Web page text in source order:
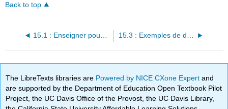
Back to top
15.1 : Enseigner pour l'équité en utilisant les arguments 15.3 : Exemples de dissertations d'étudiants
The LibreTexts libraries are Powered by NICE CXone Expertand
are supported by the Department of Education Open Textbook Pilot
Project, the UC Davis Office of the Provost, the UC Davis Library,